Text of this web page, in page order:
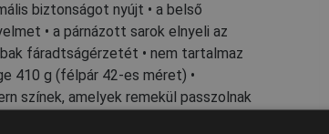
biztonságot nyújt • a belső
• a párnázott sarok elnyeli az
fáradtságérzetét • nem tartalmaz
410 g (félpár 42-es méret) •
színek, amelyek remekül passzolnak